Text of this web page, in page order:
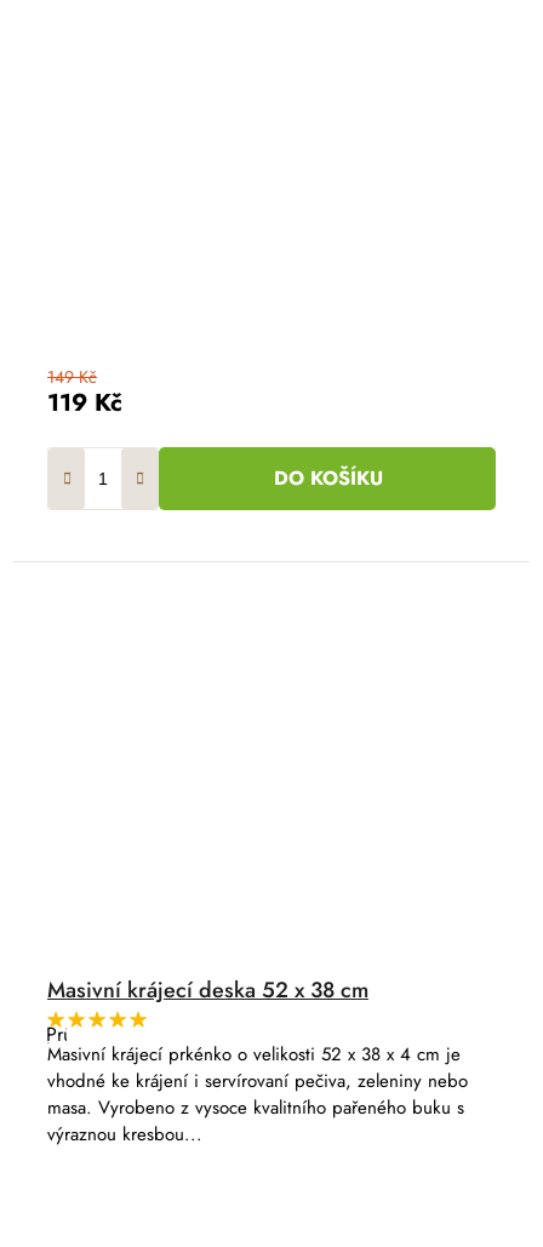
119 Kč
149 Kč
DO KOŠÍKU
Masivní krájecí deska 52 x 38 cm
Průměrné
hodnocení
produktu
je
5,0
z
5
hvězdiček.
Masivní krájecí prkénko o velikosti 52 x 38 x 4 cm je
vhodné ke krájení i servírovaní pečiva, zeleniny nebo
masa. Vyrobeno z vysoce kvalitního pařeného buku s
výraznou kresbou...